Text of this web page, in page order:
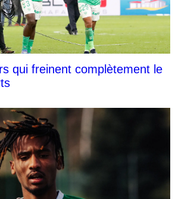
qui freinent complètement le